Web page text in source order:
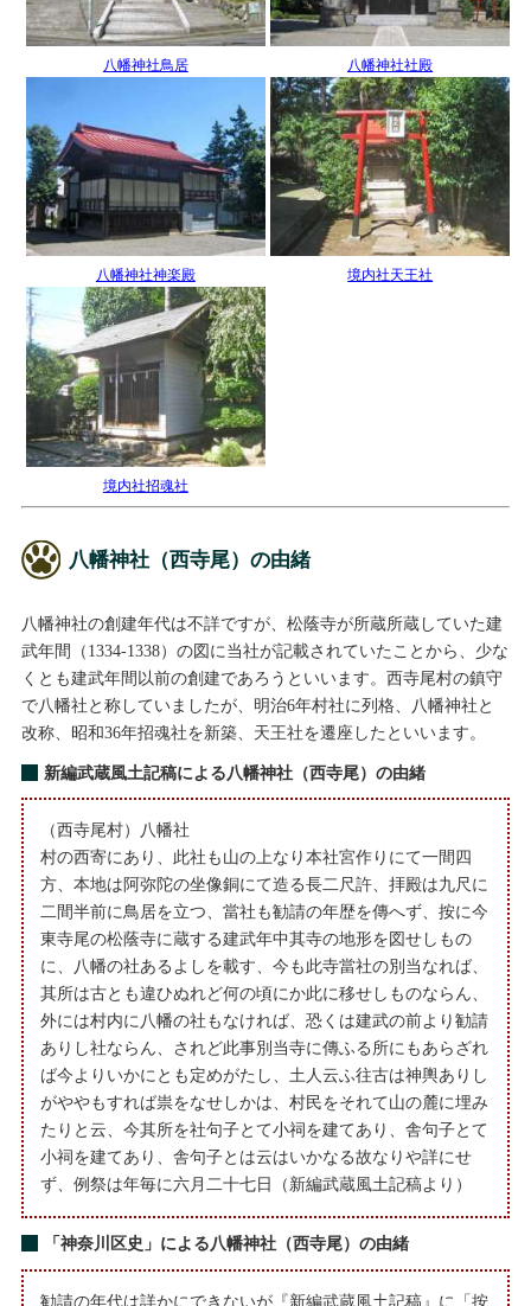
八幡神社鳥居 八幡神社社殿
八幡神社神楽殿 境内社天王社
境内社招魂社
八幡神社（西寺尾）の由緒
八幡神社の創建年代は不詳ですが、松蔭寺が所蔵所蔵していた建
武年間（1334-1338）の図に当社が記載されていたことから、少な
くとも建武年間以前の創建であろうといいます。西寺尾村の鎮守
で八幡社と称していましたが、明治6年村社に列格、八幡神社と
改称、昭和36年招魂社を新築、天王社を遷座したといいます。
新編武蔵風土記稿による八幡神社（西寺尾）の由緒
（西寺尾村）八幡社
村の西寄にあり、此社も山の上なり本社宮作りにて一間四
方、本地は阿弥陀の坐像銅にて造る長二尺許、拝殿は九尺に
二間半前に鳥居を立つ、當社も勧請の年歴を傳へず、按に今
東寺尾の松蔭寺に蔵する建武年中其寺の地形を図せしもの
に、八幡の社あるよしを載す、今も此寺當社の別当なれば、
其所は古とも違ひぬれど何の頃にか此に移せしものならん、
外には村内に八幡の社もなければ、恐くは建武の前より勧請
ありし社ならん、されど此事別当寺に傳ふる所にもあらざれ
ば今よりいかにとも定めがたし、土人云ふ往古は神輿ありし
がややもすれば祟をなせしかは、村民をそれて山の麓に埋み
たりと云、今其所を社句子とて小祠を建てあり、舎句子とて
小祠を建てあり、舎句子とは云はいかなる故なりや詳にせ
ず、例祭は年毎に六月二十七日（新編武蔵風土記稿より）
「神奈川区史」による八幡神社（西寺尾）の由緒
勧請の年代は詳かにできないが『新編武蔵風土記稿』に「按